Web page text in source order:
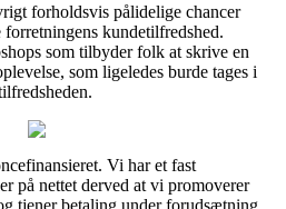
forholdsvis pålidelige chancer
kundetilfredshed.
som tilbyder folk at skrive en
som ligeledes burde tages i
Vi har et fast
på nettet derved at vi promoverer
tjener betaling under forudsætning